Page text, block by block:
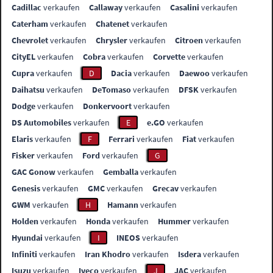
Cadillac verkaufen Callawayverkaufen Casalini verkaufen
Caterhamverkaufen Chatenetverkaufen
Chevroletverkaufen Chryslerverkaufen Citroenverkaufen
CityELverkaufen Cobraverkaufen Corvetteverkaufen
Cupraverkaufen D Daciaverkaufen Daewooverkaufen
Daihatsu verkaufen DeTomasoverkaufen DFSKverkaufen
Dodgeverkaufen Donkervoortverkaufen
DS Automobilesverkaufen E e.GO verkaufen
Elarisverkaufen F Ferrari verkaufen Fiatverkaufen
Fiskerverkaufen Fordverkaufen
G
GAC Gonowverkaufen Gemballaverkaufen
Genesisverkaufen GMCverkaufen Grecavverkaufen
GWM verkaufen H Hamannverkaufen
Holdenverkaufen Hondaverkaufen Hummerverkaufen
Hyundai verkaufen I INEOSverkaufen
Infiniti verkaufen Iran Khodroverkaufen Isderaverkaufen
Isuzu verkaufen Ivecoverkaufen J JACverkaufen